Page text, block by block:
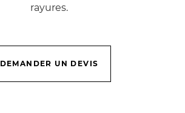
rayures.
DEMANDER UN DEVIS